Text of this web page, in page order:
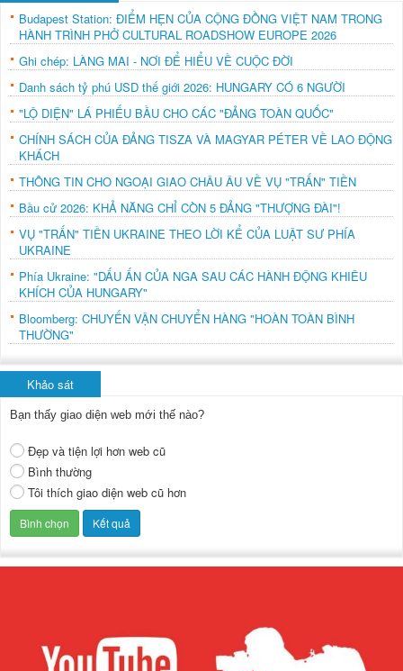
Budapest Station: ĐIỂM HẸN CỦA CỘNG ĐỒNG VIỆT NAM TRONG
HÀNH TRÌNH PHỞ CULTURAL ROADSHOW EUROPE 2026
Ghi chép: LÀNG MAI - NƠI ĐỂ HIỂU VỀ CUỘC ĐỜI
Danh sách tỷ phú USD thế giới 2026: HUNGARY CÓ 6 NGƯỜI
"LỘ DIỆN" LÁ PHIẾU BẦU CHO CÁC "ĐẢNG TOÀN QUỐC"
CHÍNH SÁCH CỦA ĐẢNG TISZA VÀ MAGYAR PÉTER VỀ LAO ĐỘNG
KHÁCH
THÔNG TIN CHO NGOẠI GIAO CHÂU ÂU VỀ VỤ "TRẤN" TIỀN
Bầu cử 2026: KHẢ NĂNG CHỈ CÒN 5 ĐẢNG "THƯỢNG ĐÀI"!
VỤ "TRẤN" TIỀN UKRAINE THEO LỜI KỂ CỦA LUẬT SƯ PHÍA
UKRAINE
Phía Ukraine: "DẤU ẤN CỦA NGA SAU CÁC HÀNH ĐỘNG KHIÊU
KHÍCH CỦA HUNGARY"
Bloomberg: CHUYẾN VẬN CHUYỂN HÀNG "HOÀN TOÀN BÌNH
THƯỜNG"
Khảo sát
Bạn thấy giao diện web mới thế nào?
Đẹp và tiện lợi hơn web cũ
Bình thường
Tôi thích giao diện web cũ hơn